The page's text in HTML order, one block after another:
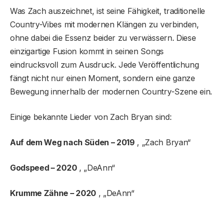
Was Zach auszeichnet, ist seine Fähigkeit, traditionelle
Country-Vibes mit modernen Klängen zu verbinden,
ohne dabei die Essenz beider zu verwässern. Diese
einzigartige Fusion kommt in seinen Songs
eindrucksvoll zum Ausdruck. Jede Veröffentlichung
fängt nicht nur einen Moment, sondern eine ganze
Bewegung innerhalb der modernen Country-Szene ein.
Einige bekannte Lieder von Zach Bryan sind:
Auf dem Weg nach Süden – 2019 , „Zach Bryan“
Godspeed – 2020, „DeAnn“
Krumme Zähne – 2020, „DeAnn“